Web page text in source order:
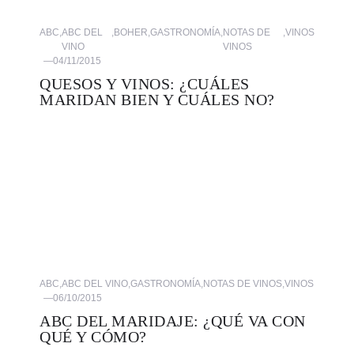
ABC,ABC DEL
VINO
,BOHER,GASTRONOMÍA,NOTAS DE
VINOS
,VINOS
—04/11/2015
QUESOS Y VINOS: ¿CUÁLES
MARIDAN BIEN Y CUÁLES NO?
ABC,ABC DEL VINO,GASTRONOMÍA,NOTAS DE VINOS,VINOS
—06/10/2015
ABC DEL MARIDAJE: ¿QUÉ VA CON
QUÉ Y CÓMO?